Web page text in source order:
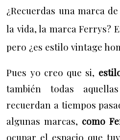
¿Recuerdas una marca
la vida, la marca Ferrys?
pero ¿es estilo vintage
Pues yo creo que si,
también todas
recuerdan a tiempos
algunas marcas, como
ocupar el espacio que